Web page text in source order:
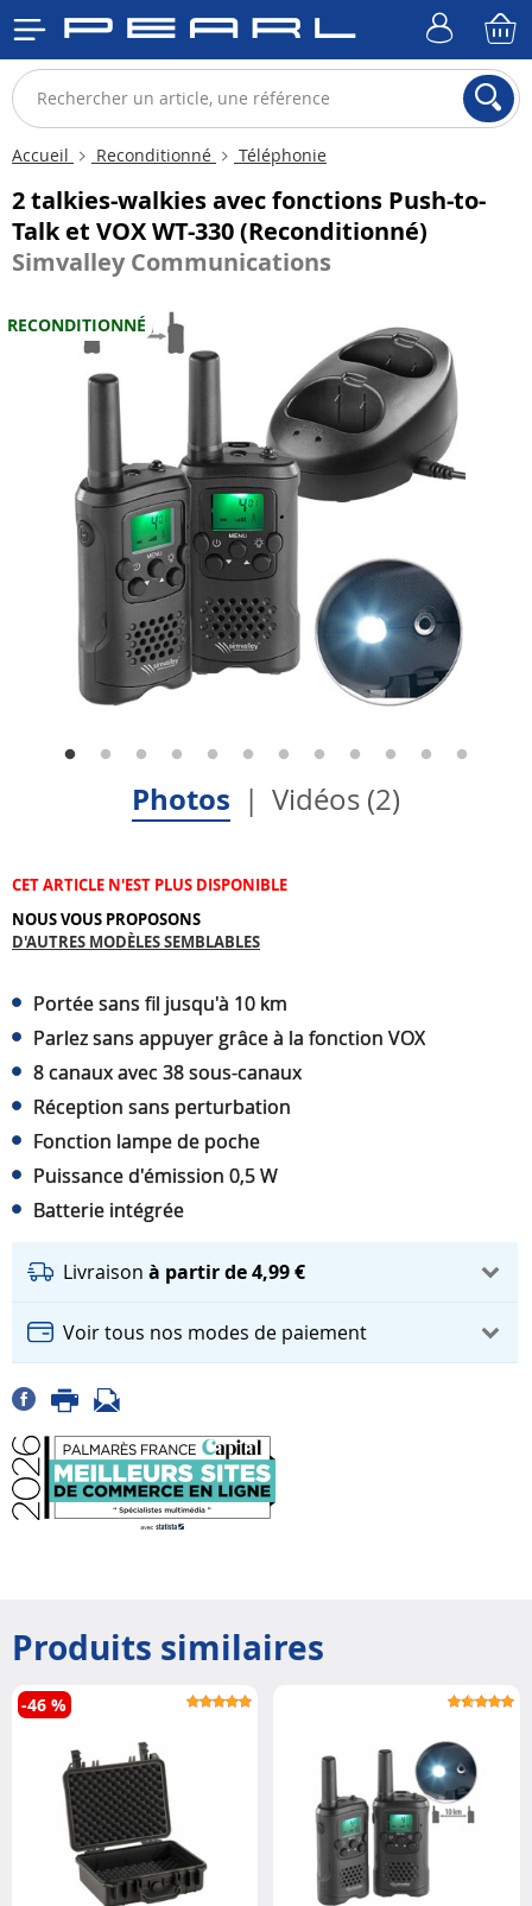
Accueil Reconditionné Téléphonie
2 talkies-walkies avec fonctions Push-to-
Talk et VOX WT-330 (Reconditionné)
Simvalley Communications
Photos Vidéos (2)
RECONDITIONNÉ
CET ARTICLE N'EST PLUS DISPONIBLE
NOUS VOUS PROPOSONS
D'AUTRES MODÈLES SEMBLABLES
Portée sans fil jusqu'à 10 km
Parlez sans appuyer grâce à la fonction VOX
8 canaux avec 38 sous-canaux
Réception sans perturbation
Fonction lampe de poche
Puissance d'émission 0,5 W
Batterie intégrée
Livraison à partir de 4,99 €
Voir tous nos modes de paiement
Produits similaires
-46 %